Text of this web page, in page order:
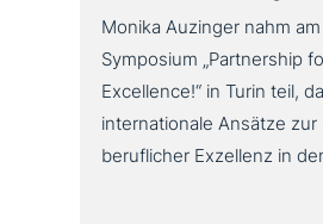
Monika Auzinger nahm
Symposium „Partnership
Excellence!“ in Turin teil,
internationale Ansätze zur
beruflicher Exzellenz in